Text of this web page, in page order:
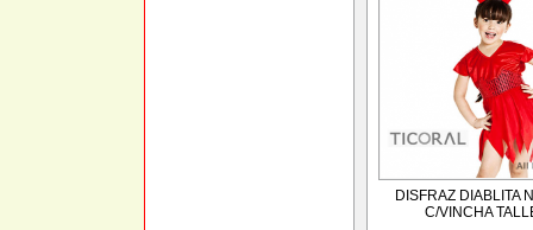
DISFRAZ DIABLITA
C/VINCHA